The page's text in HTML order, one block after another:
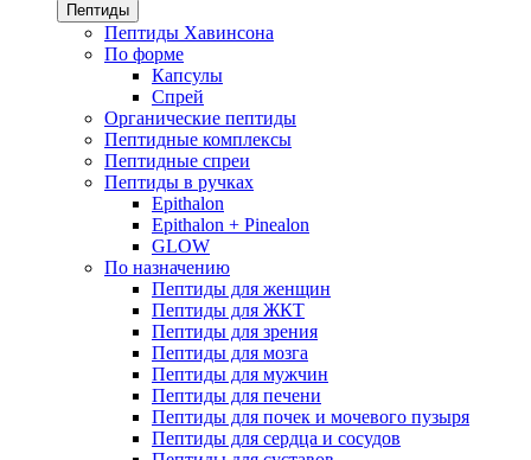
Пептиды
Пептиды Хавинсона
По форме
Капсулы
Спрей
Органические пептиды
Пептидные комплексы
Пептидные спреи
Пептиды в ручках
Epithalon
Epithalon + Pinealon
GLOW
По назначению
Пептиды для женщин
Пептиды для ЖКТ
Пептиды для зрения
Пептиды для мозга
Пептиды для мужчин
Пептиды для печени
Пептиды для почек и мочевого пузыря
Пептиды для сердца и сосудов